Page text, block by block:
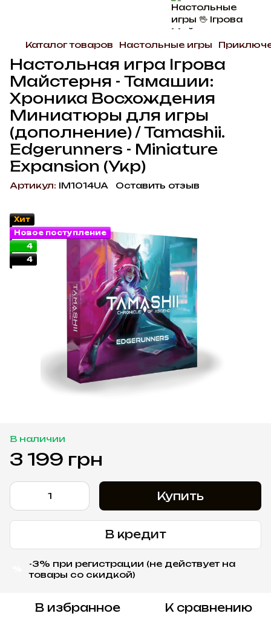
Каталог товаров Настольные игры
Настольная игра Ігрова
Майстерня - Тамашии:
Хроника Восхождения
Миниатюры для игры
(дополнение) / Tamashii.
Edgerunners - Miniature
Expansion (Укр)
Артикул: IM1014UA Оставить отзыв
Хит
Новое поступление
4
4
В наличии
3 199 грн
Купить
В кредит
-3% при регистрации (не действует на
товары со скидкой)
В избранное К сравнению